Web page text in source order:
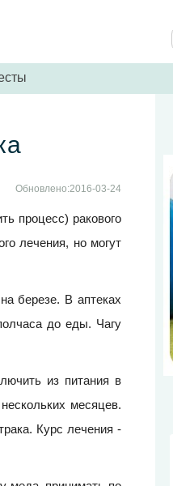
Обновлено:2016-03-24
процесс) ракового
лечения, но могут
березе. В аптеках
до еды. Чагу
из питания в
месяцев.
Курс лечения -